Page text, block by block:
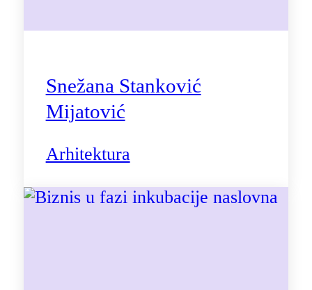
Snežana Stanković
Mijatović
Arhitektura